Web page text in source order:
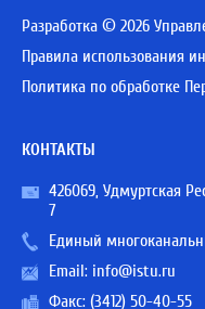
Разработка © 2026
Правила использования
Политика по обработке
КОНТАКТЫ
426069, Удмуртская
7
Единый
Email: info@istu.ru
Факс: (3412) 50-40-55